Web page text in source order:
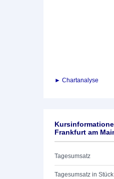
► Chartanalyse
Frankfurt am
Tagesumsatz
Tagesumsatz in Stück